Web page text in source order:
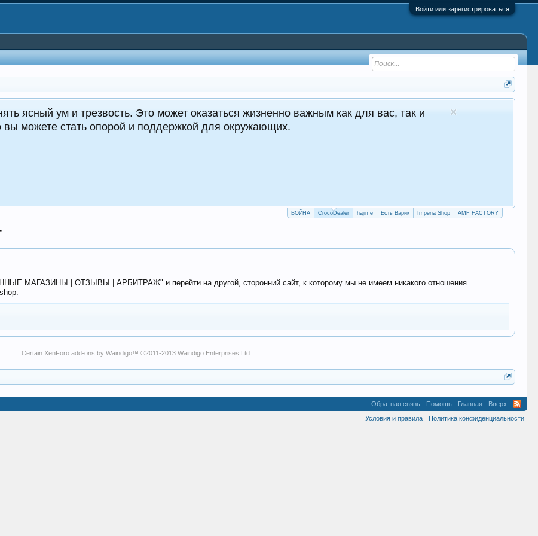
Войти или зарегистрироваться
CrocoDealer - №1 в Молдове Сайт авто продаж
Круглосуточные продажи 24/7
ВОЙНА CrocoDealer hajime Есть Варик Imperia Shop AMF FACTORY
МАГАЗИНЫ | ОТЗЫВЫ | АРБИТРАЖ" и перейти на другой, сторонний сайт, к которому мы не имеем никакого отношения.
Certain XenForo add-ons by Waindigo™ ©2011-2013 Waindigo Enterprises Ltd.
Обратная связь Помощь Главная
Вверх
Условия и правила
Политика конфиденциальности